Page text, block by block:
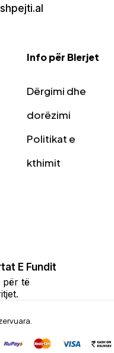
Info për Blerjet
Dërgimi dhe
dorëzimi
Politikat e
kthimit
E Fundit
për të